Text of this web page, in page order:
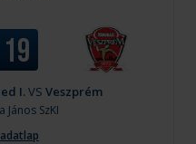
19
I.VS Veszprém
János SzKI